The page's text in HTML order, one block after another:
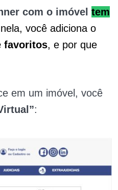
com o imóvel tem
você adiciona o
favoritos, e por que
em um imóvel, você
: